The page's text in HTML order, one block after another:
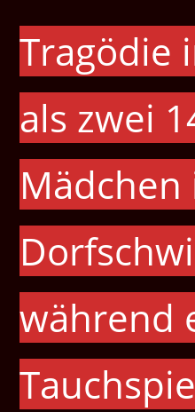
Tragödie
als zwei
Mädchen
während